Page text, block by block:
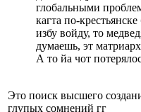
глобальными
кагта по-
избу войду, то
думаешь, эт
А то йа чот
Это поиск высшего
глупых сомнений гг